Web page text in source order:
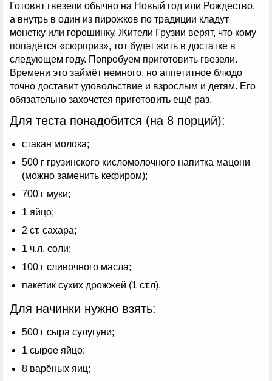
Готовят гвезели обычно на Новый год или Рождество,
а внутрь в один из пирожков по традиции кладут
монетку или горошинку. Жители Грузии верят, что кому
попадётся «сюрприз», тот будет жить в достатке в
следующем году. Попробуем приготовить гвезели.
Времени это займёт немного, но аппетитное блюдо
точно доставит удовольствие и взрослым и детям. Его
обязательно захочется приготовить ещё раз.
Для теста понадобится (на 8 порций):
стакан молока;
500 г грузинского кисломолочного напитка мацони
(можно заменить кефиром);
700 г муки;
1 яйцо;
2 ст. сахара;
1 ч.л. соли;
100 г сливочного масла;
пакетик сухих дрожжей (1 ст.л).
Для начинки нужно взять:
500 г сыра сулугуни;
1 сырое яйцо;
8 варёных яиц;